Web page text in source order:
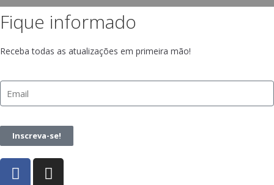
Fique informado
Receba todas as atualizações em primeira mão!
Inscreva-se!